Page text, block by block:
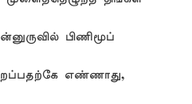
பிணிமூப்
எண்ணாது,